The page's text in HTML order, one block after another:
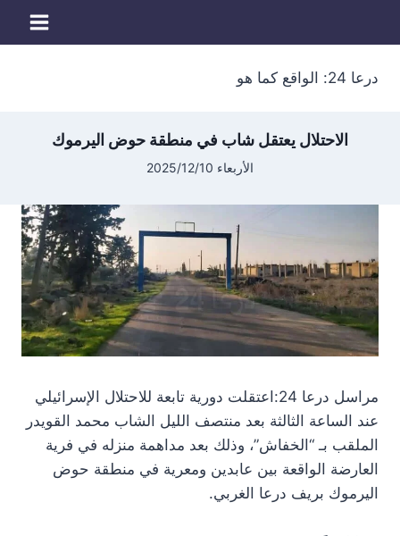
درعا 24: الواقع كما هو
الاحتلال يعتقل شاب في منطقة حوض اليرموك
الأربعاء 2025/12/10
مراسل درعا 24:اعتقلت دورية تابعة للاحتلال الإسرائيلي
عند الساعة الثالثة بعد منتصف الليل الشاب محمد القويدر
الملقب بـ “الخفاش”، وذلك بعد مداهمة منزله في فرية
العارضة الواقعة بين عابدين ومعرية في منطقة حوض
اليرموك بريف درعا الغربي.